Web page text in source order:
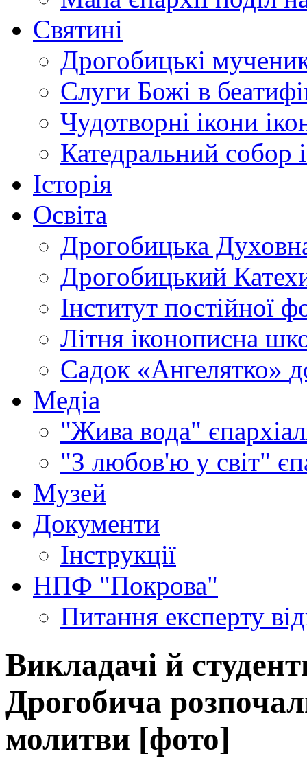
Святині
Дрогобицькі
Слуги Божі в
Чудотворні ікони
Катедральний собор
Історія
Освіта
Дрогобицька
Дрогобицький
Інститут постійної
Літня іконописна
Садок «Ангелятко»
Медіа
"Жива вода"
"З любов'ю у світ"
Музей
Документи
Інструкції
НПФ "Покрова"
Питання експерту
Викладачі й
Дрогобича
молитви [фото]